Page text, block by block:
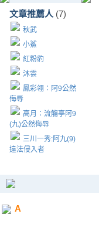
文章推薦人 (7)
秋武
小鯊
紅粉豹
沐雲
鳳彩翎：阿9公然
侮辱
高月：流觴亭阿9
(九)公然侮辱
三川一秀:阿九(9)
違法侵入者
A